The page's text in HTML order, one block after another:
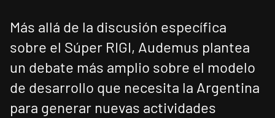
Más allá de la discusión específica
sobre el Súper RIGI, Audemus plantea
un debate más amplio sobre el modelo
de desarrollo que necesita la Argentina
para generar nuevas actividades